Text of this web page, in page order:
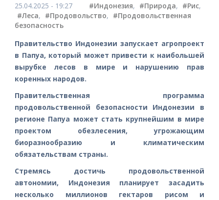
25.04.2025 - 19:27 #Индонезия, #Природа, #Рис,
#Леса, #Продовольство, #Продовольственная
безопасность
Правительство Индонезии запускает агропроект
в Папуа, который может привести к наибольшей
вырубке лесов в мире и нарушению прав
коренных народов.
Правительственная программа
продовольственной безопасности Индонезии в
регионе Папуа может стать крупнейшим в мире
проектом обезлесения, угрожающим
биоразнообразию и климатическим
обязательствам страны.
Стремясь достичь продовольственной
автономии, Индонезия планирует засадить
несколько миллионов гектаров рисом и